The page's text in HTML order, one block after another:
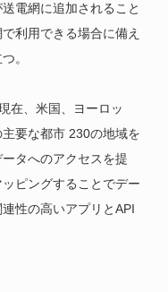
電網に追加されること
利用できる場合に備え
。
在、米国、ヨーロッ
要な都市 230の地域を
タへのアクセスを提
ピングすることでデー
性の高いアプリとAPI